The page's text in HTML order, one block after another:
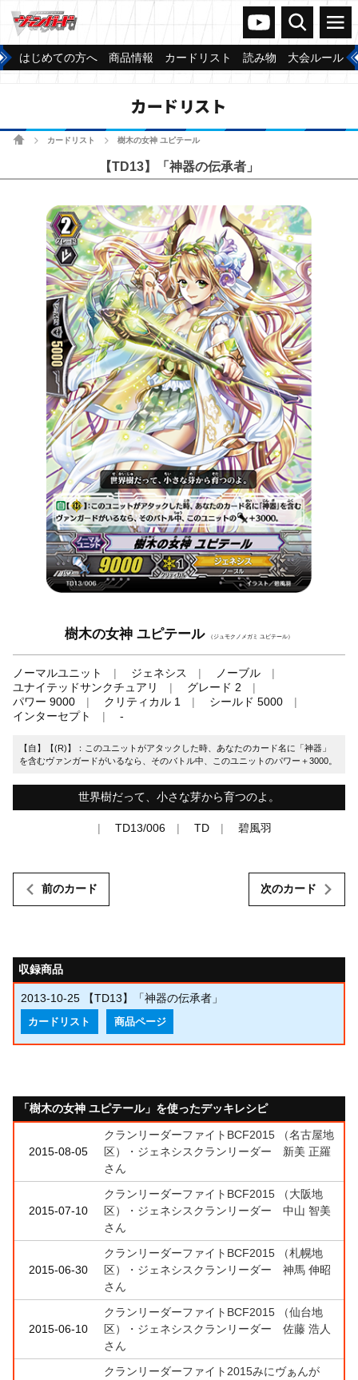
ヴァンガードch
検索 メニュー
はじめての方へ 商品情報 カードリスト 読み物 大会ルール
カードリスト
ホームカードリスト 樹木の女神 ユピテール
【TD13】「神器の伝承者」
樹木の女神 ユピテール （ジュモクノメガミ ユピテール）
ノーマルユニット ジェネシス
ノーブル
ユナイテッドサンクチュアリ
グレード 2
パワー 9000
クリティカル 1
シールド 5000
インターセプト
-
【自】【(R)】：このユニットがアタックした時、あなたのカード名に「神器」
を含むヴァンガードがいるなら、そのバトル中、このユニットのパワー＋3000。
世界樹だって、小さな芽から育つのよ。
TD13/006 TD 碧風羽
前のカード 次のカード
収録商品
2013-10-25 【TD13】「神器の伝承者」
カードリスト 商品ページ
「樹木の女神 ユピテール」を使ったデッキレシピ
2015-08-05
クランリーダーファイトBCF2015 （名古屋地
区）・ジェネシスクランリーダー 新美 正羅
さん
2015-07-10
クランリーダーファイトBCF2015 （大阪地
区）・ジェネシスクランリーダー 中山 智美
さん
2015-06-30
クランリーダーファイトBCF2015 （札幌地
区）・ジェネシスクランリーダー 神馬 伸昭
さん
2015-06-10
クランリーダーファイトBCF2015 （仙台地
区）・ジェネシスクランリーダー 佐藤 浩人
さん
クランリーダーファイト2015みにヴぁんが